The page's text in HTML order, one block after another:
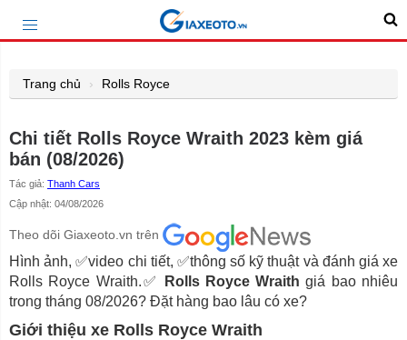
Trang chủ Rolls Royce
Chi tiết Rolls Royce Wraith 2023 kèm giá
bán (08/2026)
Tác giả: Thanh Cars
Cập nhật: 04/08/2026
Theo dõi Giaxeoto.vn trên
Hình ảnh, ✅video chi tiết, ✅thông số kỹ thuật và đánh giá xe
Rolls Royce Wraith.✅
Rolls Royce Wraith giá bao nhiêu
trong tháng 08/2026? Đặt hàng bao lâu có xe?
Giới thiệu xe Rolls Royce Wraith